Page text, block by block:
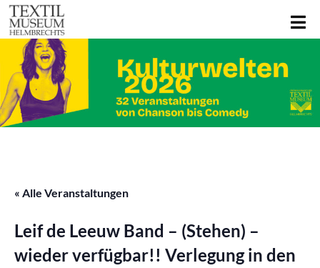
« Alle Veranstaltungen
Leif de Leeuw Band – (Stehen) –
wieder verfügbar!! Verlegung in den